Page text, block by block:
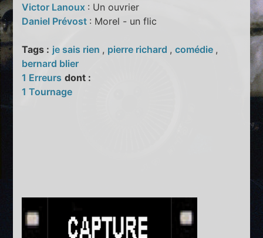
Victor Lanoux : Un ouvrier
Daniel Prévost : Morel - un flic
Tags : je sais rien , pierre richard ,comédie ,
bernard blier
1 Erreurs dont :
1 Tournage